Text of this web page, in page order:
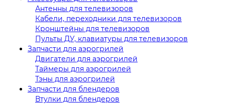
Антенны для телевизоров
Кабели, переходники для телевизоров
Кронштейны для телевизоров
Пульты ДУ, клавиатуры для телевизоров
Запчасти для аэрогрилей
Двигатели для аэрогрилей
Таймеры для аэрогрилей
Тэны для аэрогрилей
Запчасти для блендеров
Втулки для блендеров